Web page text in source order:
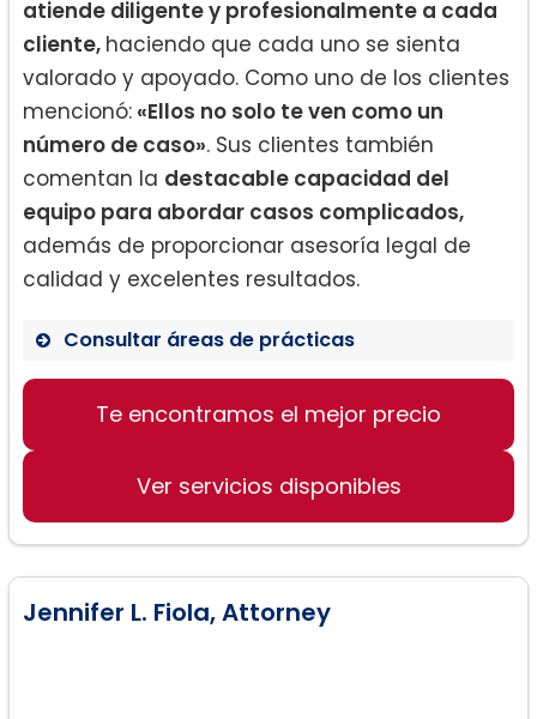
atiende diligente y profesionalmente a cada
cliente, haciendo que cada uno se sienta
valorado y apoyado. Como uno de los clientes
mencionó: «Ellos no solo te ven como un
número de caso». Sus clientes también
comentan la destacable capacidad del
equipo para abordar casos complicados,
además de proporcionar asesoría legal de
calidad y excelentes resultados.
Consultar áreas de prácticas
Derecho de divorcio
Paternidad de ultramar
Te encontramos el mejor precio
Ver servicios disponibles
Jennifer L. Fiola, Attorney